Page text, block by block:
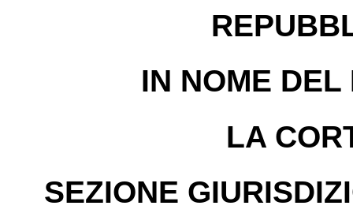
IN NOME
LA
SEZIONE